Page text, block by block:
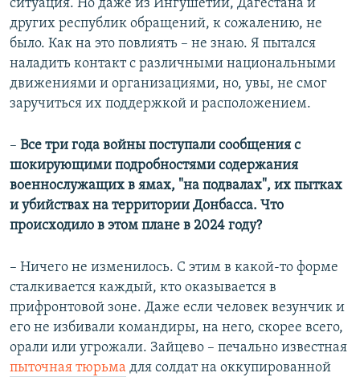
ситуация. Но даже из Ингушетии, Дагестана и
других республик обращений, к сожалению, не
было. Как на это повлиять – не знаю. Я пытался
наладить контакт с различными национальными
движениями и организациями, но, увы, не смог
заручиться их поддержкой и расположением.
– Все три года войны поступали сообщения с
шокирующими подробностями содержания
военнослужащих в ямах, "на подвалах", их пытках
и убийствах на территории Донбасса. Что
происходило в этом плане в 2024 году?
– Ничего не изменилось. С этим в какой-то форме
сталкивается каждый, кто оказывается в
прифронтовой зоне. Даже если человек везунчик и
его не избивали командиры, на него, скорее всего,
орали или угрожали. Зайцево – печально известная
пыточная тюрьма для солдат на оккупированной